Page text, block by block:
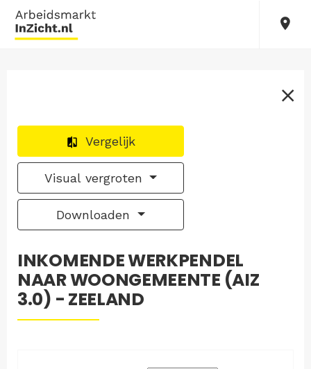
Vergelijk
Visual vergroten
Downloaden
INKOMENDE WERKPENDEL
NAAR WOONGEMEENTE (AIZ
3.0) - ZEELAND